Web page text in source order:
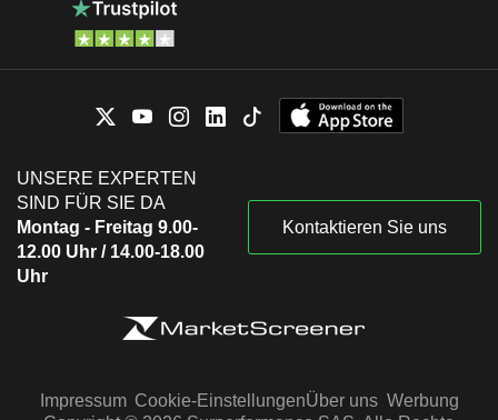
UNSERE EXPERTEN
SIND FÜR SIE DA
Montag - Freitag 9.00-
12.00 Uhr / 14.00-18.00
Uhr
Kontaktieren Sie uns
Impressum Cookie-EinstellungenÜber uns Werbung